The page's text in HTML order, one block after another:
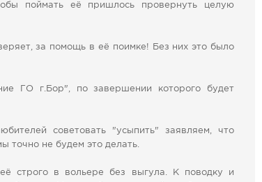
поймать её пришлось провернуть целую
за помощь в её поимке! Без них это было
ГО г.Бор", по завершении которого будет
советовать "усыпить" заявляем, что
не будем это делать.
строго в вольере без выгула. К поводку и